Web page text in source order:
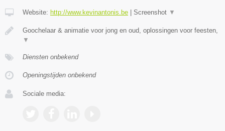
Website: http://www.kevinantonis.be Screenshot ▼
Goochelaar & animatie voor jong en oud, oplossingen voor feesten,
▼
Diensten onbekend
Openingstijden onbekend
Sociale media: